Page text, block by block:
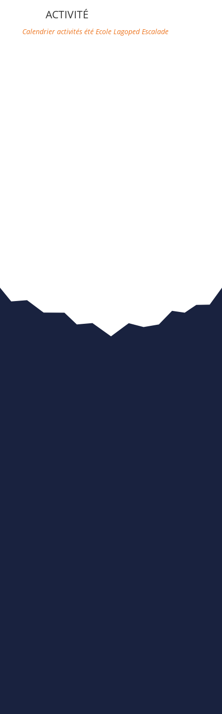
ACTIVITÉ
Calendrier activités été Ecole Lagoped Escalade